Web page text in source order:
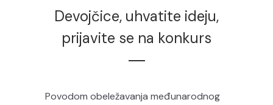
Devojčice, uhvatite ideju,
prijavite se na konkurs
Povodom obeležavanja međunarodnog